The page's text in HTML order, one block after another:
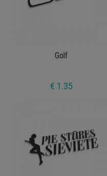
Golf
€ 1.35